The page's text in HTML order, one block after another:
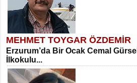
MEHMET TOYGAR ÖZDEMİR
Erzurum’da Bir Ocak Cemal Gürsel
İlkokulu...